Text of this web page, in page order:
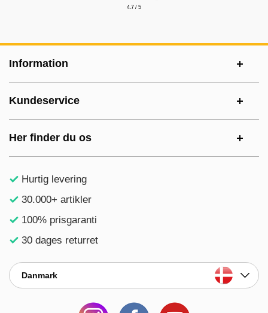
4.7 / 5
Information
Kundeservice
Her finder du os
Hurtig levering
30.000+ artikler
100% prisgaranti
30 dages returret
Danmark